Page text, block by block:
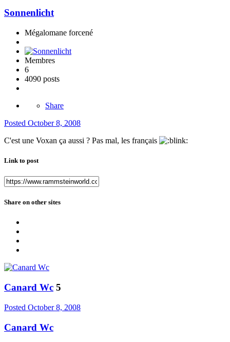
Sonnenlicht
Mégalomane forcené
Membres
6
4090 posts
Share
Posted October 8, 2008
C'est une Voxan ça aussi ? Pas mal, les français
Link to post
Share on other sites
Canard Wc 5
Posted October 8, 2008
Canard Wc